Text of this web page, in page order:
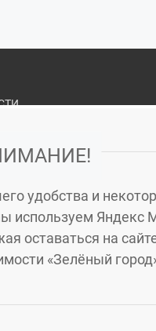
ПЕРСОНАЛЬНЫХ ДАННЫХ
АГЕНТСТВА
ПРОВЕДЕНИЯ
удобства и
используем Яндекс
оставаться на
«Зелёный